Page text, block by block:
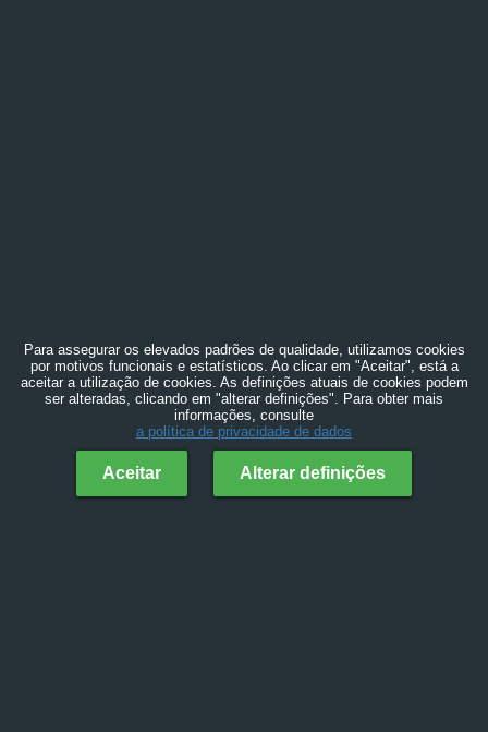
Para assegurar os elevados padrões de qualidade, utilizamos cookies
por motivos funcionais e estatísticos. Ao clicar em "Aceitar", está a
aceitar a utilização de cookies. As definições atuais de cookies podem
ser alteradas, clicando em "alterar definições". Para obter mais
informações, consulte
a política de privacidade de dados
Aceitar Alterar definições